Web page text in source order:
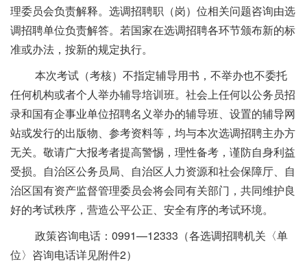
理委员会负责解释。选调招聘职（岗）位相关问题咨询由选
调招聘单位负责解答。若国家在选调招聘各环节颁布新的标
准或办法，按新的规定执行。
本次考试（考核）不指定辅导用书，不举办也不委托
任何机构或者个人举办辅导培训班。社会上任何以公务员招
录和国有企事业单位招聘名义举办的辅导班、设置的辅导网
站或发行的出版物、参考资料等，均与本次选调招聘主办方
无关。敬请广大报考者提高警惕，理性备考，谨防自身利益
受损。自治区公务员局、自治区人力资源和社会保障厅、自
治区国有资产监督管理委员会将会同有关部门，共同维护良
好的考试秩序，营造公平公正、安全有序的考试环境。
政策咨询电话：0991—12333（各选调招聘机关〈单
位〉咨询电话详见附件2）